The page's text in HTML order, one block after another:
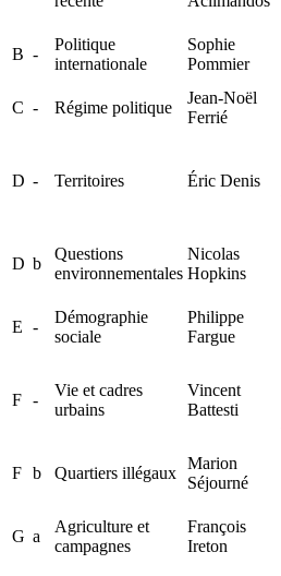
B -
Politique
internationale
Sophie
Pommier
C - Régime politique
Jean-Noël
Ferrié
D - Territoires Éric Denis
D b
Questions
environnementales
Nicolas
Hopkins
E -
Démographie
sociale
Philippe
Fargue
F -
Vie et cadres
urbains
Vincent
Battesti
F b Quartiers illégaux
Marion
Séjourné
G a
Agriculture et
campagnes
François
Ireton